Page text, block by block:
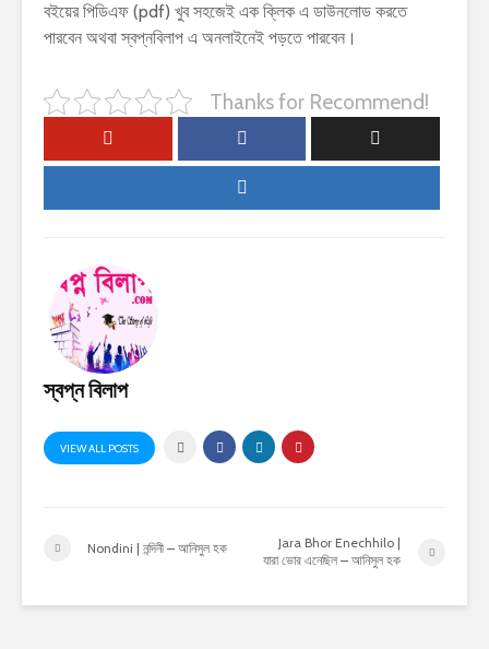
বইয়ের পিডিএফ (pdf) খুব সহজেই এক ক্লিক এ ডাউনলোড করতে
পারবেন অথবা স্বপ্নবিলাপ এ অনলাইনেই পড়তে পারবেন।
Thanks for Recommend!
স্বপ্ন বিলাপ
VIEW ALL POSTS
Nondini | নন্দিনী – আনিসুল হক
Jara Bhor Enechhilo |
যারা ভোর এনেছিল – আনিসুল হক